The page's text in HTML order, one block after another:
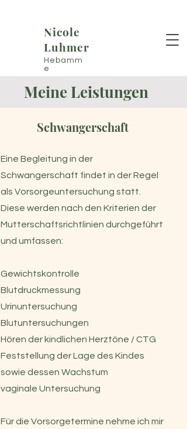
Nicole
Luhmer
Hebamm
e
Meine Leistungen
Schwangerschaft
Eine Begleitung in der
Schwangerschaft findet in der Regel
als Vorsorgeuntersuchung statt.
Diese werden nach den Kriterien der
Mutterschaftsrichtlinien durchgeführt
und umfassen:
Gewichtskontrolle
Blutdruckmessung
Urinuntersuchung
Blutuntersuchungen
Hören der kindlichen Herztöne / CTG
Feststellung der Lage des Kindes
sowie dessen Wachstum
vaginale Untersuchung
Für die Vorsorgetermine nehme ich mir